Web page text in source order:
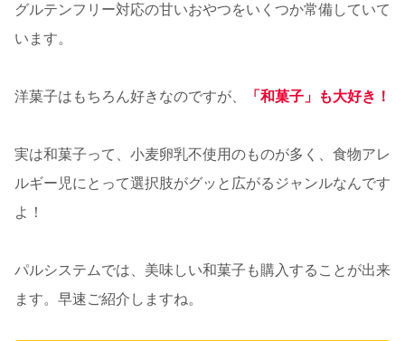
グルテンフリー対応の甘いおやつをいくつか常備していて
います。
洋菓子はもちろん好きなのですが、 「和菓子」も大好き！
実は和菓子って、小麦卵乳不使用のものが多く、食物アレ
ルギー児にとって選択肢がグッと広がるジャンルなんです
よ！
パルシステムでは、美味しい和菓子も購入することが出来
ます。早速ご紹介しますね。